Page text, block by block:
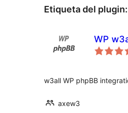
Etiqueta del plugin:
WP
w3all WP phpBB
axew3